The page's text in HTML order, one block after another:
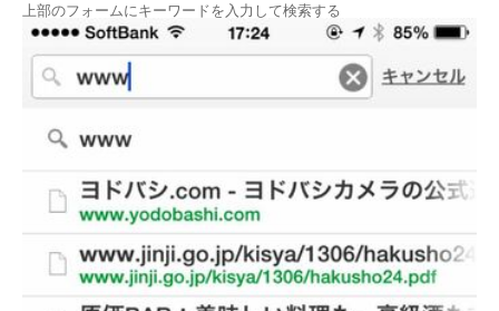
上部のフォームにキーワードを入力して検索する